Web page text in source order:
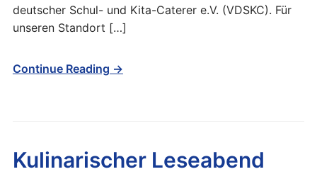
deutscher Schul- und Kita-Caterer e.V. (VDSKC). Für
unseren Standort […]
Continue Reading →
Kulinarischer Leseabend